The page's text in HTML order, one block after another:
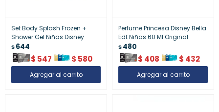
Set Body Splash Frozen +
Shower Gel Niñas Disney
$644
$ 547 $ 580
Perfume Princesa Disney Bella
Edt Niñas 60 Ml Original
$480
$ 408 $ 432